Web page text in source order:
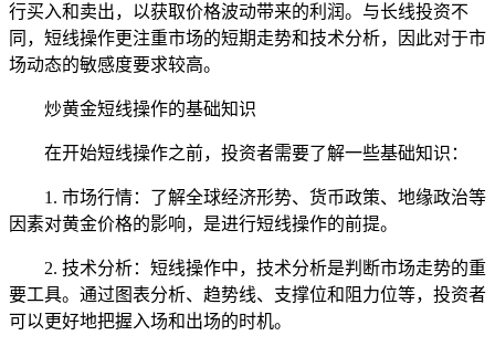
行买入和卖出，以获取价格波动带来的利润。与长线投资不
同，短线操作更注重市场的短期走势和技术分析，因此对于市
场动态的敏感度要求较高。
炒黄金短线操作的基础知识
在开始短线操作之前，投资者需要了解一些基础知识：
1. 市场行情：了解全球经济形势、货币政策、地缘政治等
因素对黄金价格的影响，是进行短线操作的前提。
2. 技术分析：短线操作中，技术分析是判断市场走势的重
要工具。通过图表分析、趋势线、支撑位和阻力位等，投资者
可以更好地把握入场和出场的时机。